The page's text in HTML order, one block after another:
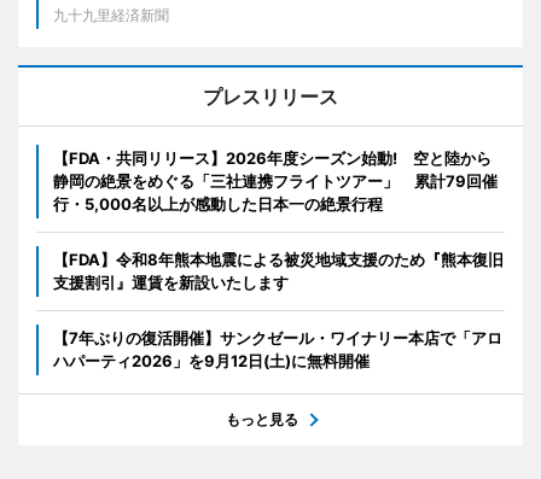
九十九里経済新聞
プレスリリース
【FDA・共同リリース】2026年度シーズン始動! 空と陸から
静岡の絶景をめぐる「三社連携フライトツアー」 累計79回催
行・5,000名以上が感動した日本一の絶景行程
【FDA】令和8年熊本地震による被災地域支援のため『熊本復旧
支援割引』運賃を新設いたします
【7年ぶりの復活開催】サンクゼール・ワイナリー本店で「アロ
ハパーティ2026」を9月12日(土)に無料開催
もっと見る